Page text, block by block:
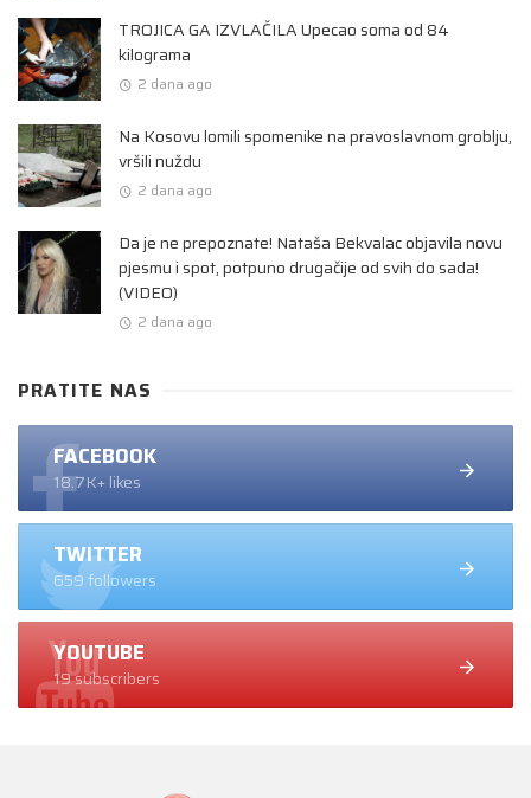
TROJICA GA IZVLAČILA Upecao soma od 84
kilograma
2 dana ago
Na Kosovu lomili spomenike na pravoslavnom groblju,
vršili nuždu
2 dana ago
Da je ne prepoznate! Nataša Bekvalac objavila novu
pjesmu i spot, potpuno drugačije od svih do sada!
(VIDEO)
2 dana ago
PRATITE NAS
FACEBOOK
18.7K+ likes
TWITTER
659 followers
YOUTUBE
19 subscribers